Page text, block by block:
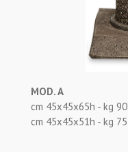
MOD. A
cm 45x45x65h - kg 90
cm 45x45x51h - kg 75